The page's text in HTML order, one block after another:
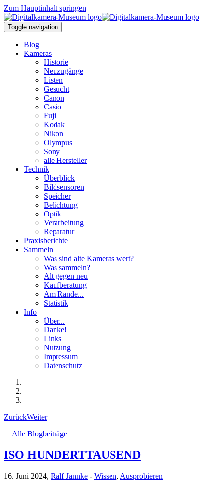
Zum Hauptinhalt springen
Toggle navigation
Blog
Kameras
Historie
Neuzugänge
Listen
Gesucht
Canon
Casio
Fuji
Kodak
Nikon
Olympus
Sony
alle Hersteller
Technik
Überblick
Bildsensoren
Speicher
Belichtung
Optik
Verarbeitung
Reparatur
Praxisberichte
Sammeln
Was sind alte Kameras wert?
Was sammeln?
Alt gegen neu
Kaufberatung
Am Rande...
Statistik
Info
Über...
Danke!
Links
Nutzung
Impressum
Datenschutz
ZurückWeiter
Alle Blogbeiträge
ISO HUNDERTTAUSEND
16. Juni 2024, Ralf Jannke - Wissen, Ausprobieren